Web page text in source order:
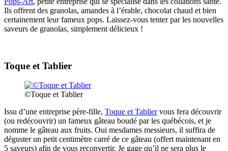
Ils offrent des granolas, amandes à l’érable, chocolat chaud et bien
certainement leur fameux pops. Laissez-vous tenter par les nouvelles
saveurs de granolas, simplement délicieux !
Toque et Tablier
©Toque et Tablier
Issu d’une entreprise père-fille, Toque et Tabliervous fera découvrir
(ou redécouvrir) un fameux gâteau boudé par les québécois, et je
nomme le gâteau aux fruits. Oui mesdames messieurs, il suffira de
déguster un petit centimètre carré de ce gâteau (offert maintenant en
5 saveurs) afin de vous reconvertir. Je gage qu’il ne sera plus le